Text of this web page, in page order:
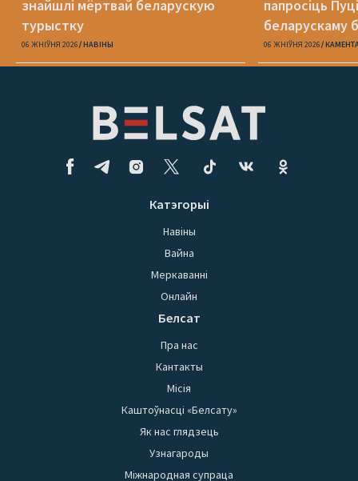
знайшлі мёртвай беларускую
турыстку
06 ЖНІЎНЯ 2026 НАВІНЫ
папросіць
беларускаму
06 ЖНІЎНЯ 2026
Катэгорыі
Навіны
Вайна
Меркаванні
Онлайн
Белсат
Пра нас
Кантакты
Місія
Каштоўнасці «Белсату»
Як нас глядзець
Узнагароды
Міжнародная супраца